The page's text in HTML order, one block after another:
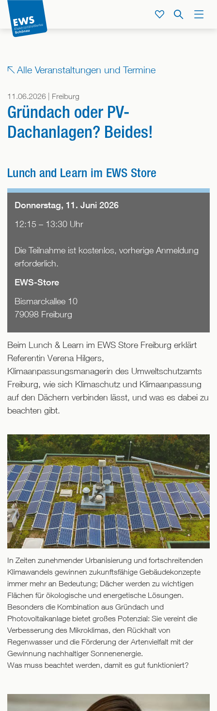
Direkt
zum
Inhalt
Menü
Suche
Service
Alle Veranstaltungen und Termine
11.06.2026 | Freiburg
Gründach oder PV-
Dachanlagen? Beides!
Lunch and Learn im EWS Store
Donnerstag, 11. Juni 2026
12:15 – 13:30 Uhr
Die Teilnahme ist kostenlos, vorherige Anmeldung
erforderlich.
EWS-Store
Bismarckallee 10
79098 Freiburg
Beim Lunch & Learn im EWS Store Freiburg erklärt
Referentin Verena Hilgers,
Klimaanpassungsmanagerin des Umweltschutzamts
Freiburg, wie sich Klimaschutz und Klimaanpassung
auf den Dächern verbinden lässt, und was es dabei zu
beachten gibt.
In Zeiten zunehmender Urbanisierung und fortschreitenden
Klimawandels gewinnen zukunftsfähige Gebäudekonzepte
immer mehr an Bedeutung; Dächer werden zu wichtigen
Flächen für ökologische und energetische Lösungen.
Besonders die Kombination aus Gründach und
Photovoltaikanlage bietet großes Potenzial: Sie vereint die
Verbesserung des Mikroklimas, den Rückhalt von
Regenwasser und die Förderung der Artenvielfalt mit der
Gewinnung nachhaltiger Sonnenenergie.
Was muss beachtet werden, damit es gut funktioniert?